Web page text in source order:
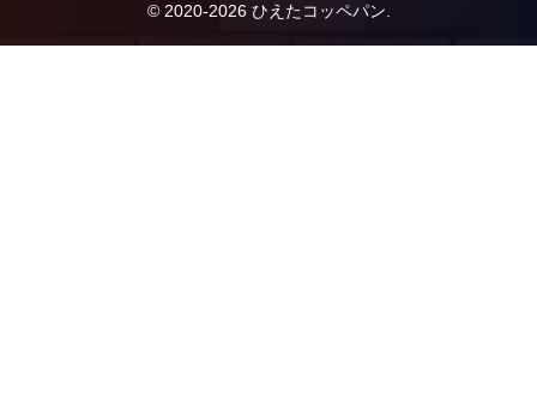
© 2020-2026 ひえたコッペパン.